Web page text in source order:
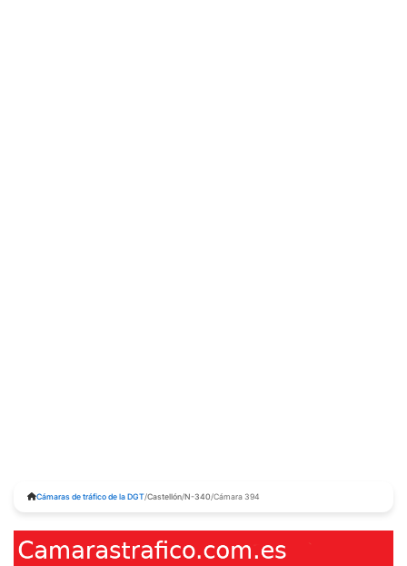
Cámaras de tráfico de la DGT/Castellón/N-340 /Cámara 394